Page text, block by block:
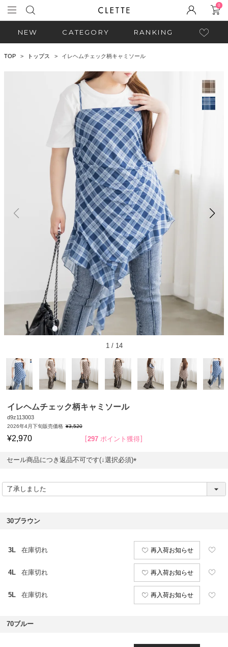
0
NEW CATEGORY RANKING
TOP トップス イレヘムチェック柄キャミソール
1/ 14
イレヘムチェック柄キャミソール
d9z113003
2026年4月下旬販売価格 ¥3,520
¥2,970 297 ポイント獲得
セール商品につき返品不可です(↓選択必須)
必
30ブラウン
3L 在庫切れ 再入荷お知らせ
4L 在庫切れ 再入荷お知らせ
5L 在庫切れ 再入荷お知らせ
70ブルー